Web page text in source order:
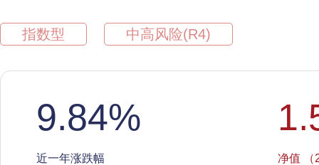
指数型 中高风险(R4)
9.84%
近一年涨跌幅 净值 （